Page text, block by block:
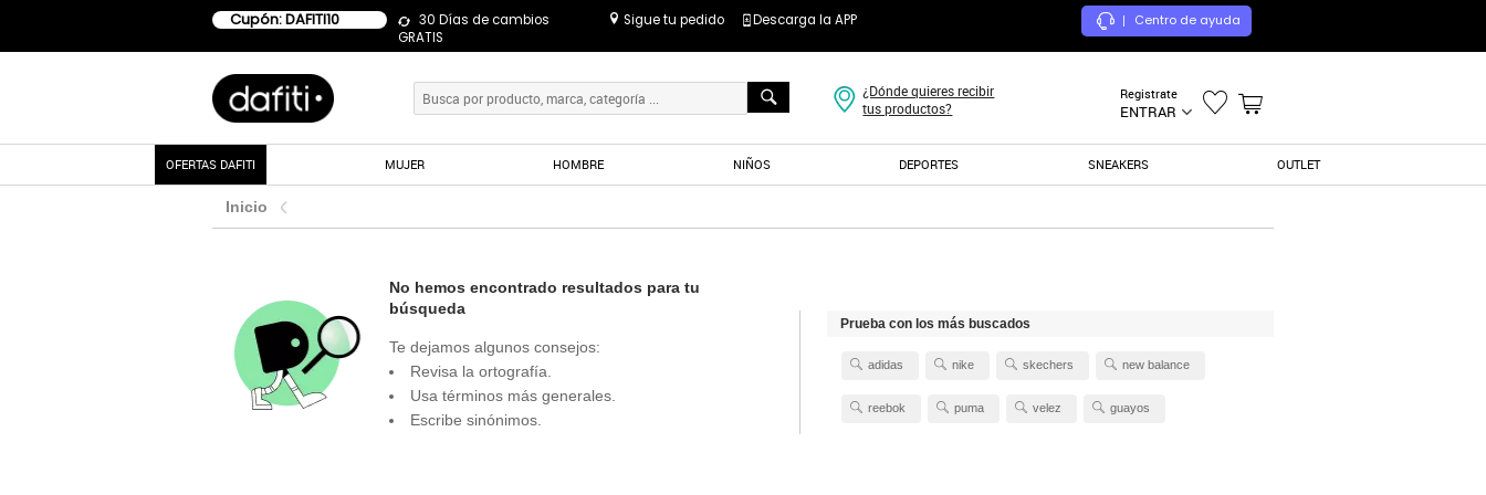
Cupón: DAFITI10
30 Días de cambios
GRATIS
Sigue tu pedido Descarga la APP | Centro de ayuda
Registrate
ENTRAR
¿Dónde quieres recibir
tus productos?
OFERTAS DAFITI MUJER HOMBRE NIÑOS DEPORTES SNEAKERS OUTLET
Inicio
No hemos encontrado resultados para tu
búsqueda
Te dejamos algunos consejos:
Revisa la ortografía.
Usa términos más generales.
Escribe sinónimos.
Prueba con los más buscados
adidas nike skechers new balance
reebok puma velez guayos